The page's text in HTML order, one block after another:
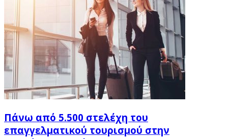
Πάνω από 5.500 στελέχη του
επαγγελματικού τουρισμού στην